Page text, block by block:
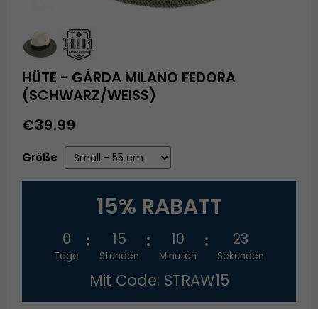
HÜTE - GÅRDA MILANO FEDORA
(SCHWARZ/WEISS)
€39.99
Größe
15% RABATT
0
Tage
15
Stunden
10
Minuten
23
Sekunden
Mit Code: STRAW15